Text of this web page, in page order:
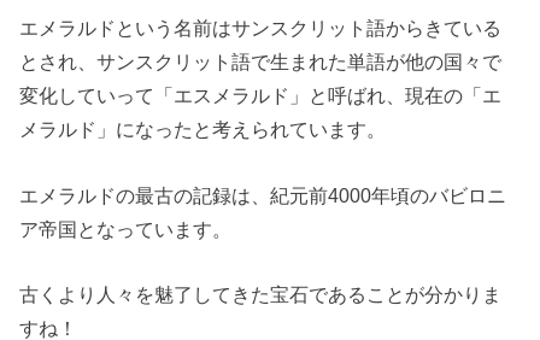
エメラルドという名前はサンスクリット語からきている
とされ、サンスクリット語で生まれた単語が他の国々で
変化していって「エスメラルド」と呼ばれ、現在の「エ
メラルド」になったと考えられています。
エメラルドの最古の記録は、紀元前4000年頃のバビロニ
ア帝国となっています。
古くより人々を魅了してきた宝石であることが分かりま
すね！